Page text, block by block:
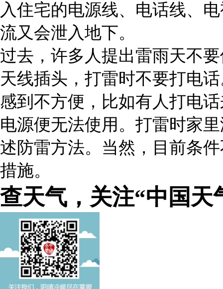
入住宅的电源线、电话线、
流又会泄入地下。
过去，许多人提出雷雨天不
天线插头，打雷时不要打电
感到不方便，比如有人打电
电源便无法使用。打雷时家
述防雷方法。当然，目前条
措施。
查天气，关注“中国天